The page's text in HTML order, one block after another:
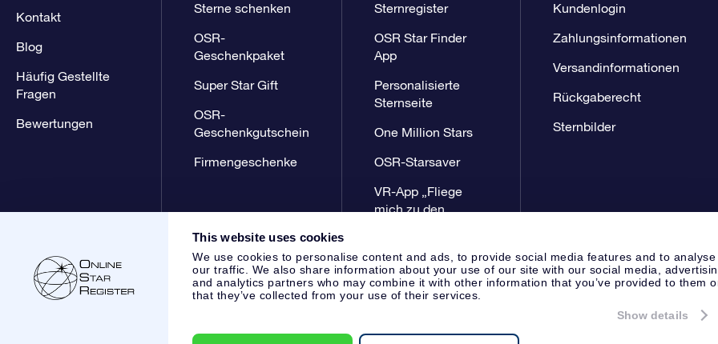
This website uses cookies
We use cookies to personalise content and ads, to provide social media features and to analyse
our traffic. We also share information about your use of our site with our social media,
and analytics partners who may combine it with other information that you’ve provided to them
that they’ve collected from your use of their services.
Show details
Kontakt
Blog
Häufig Gestellte
Fragen
Bewertungen
Sterne schenken
OSR-
Geschenkpaket
Super Star Gift
OSR-
Geschenkgutschein
Firmengeschenke
Sternregister
OSR Star Finder
App
Personalisierte
Sternseite
One Million Stars
OSR-Starsaver
VR-App „Fliege
mich zu den
Kundenlogin
Zahlungsinformationen
Versandinformationen
Rückgaberecht
Sternbilder